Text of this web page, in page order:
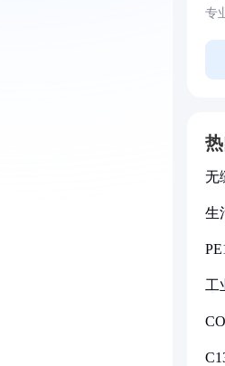
专
无
生
工